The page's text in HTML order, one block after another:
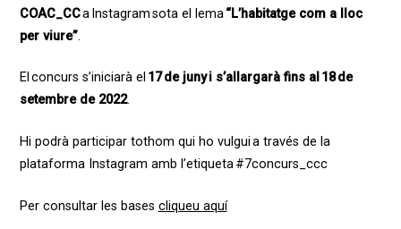
COAC_CCa Instagram sota el lema“L’habitatge com a lloc
per viure”.
El concurs s’iniciarà el 17 dejuny i s’allargarà fins al 18 de
setembrede 2022.
Hi podrà participar tothom qui ho vulgui a través de la
plataforma Instagram amb l’etiqueta #7concurs_ccc
Per consultar les bases cliqueu aquí